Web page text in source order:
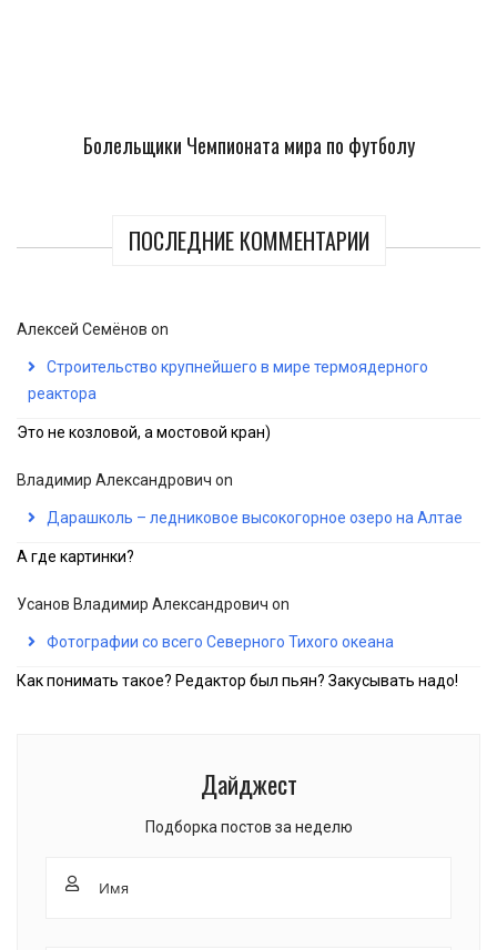
Болельщики Чемпионата мира по футболу
ПОСЛЕДНИЕ КОММЕНТАРИИ
Алексей Семёнов on
Строительство крупнейшего в мире термоядерного
реактора
Это не козловой, а мостовой кран)
Владимир Александрович on
Дарашколь – ледниковое высокогорное озеро на Алтае
А где картинки?
Усанов Владимир Александрович on
Фотографии со всего Северного Тихого океана
Как понимать такое? Редактор был пьян? Закусывать надо!
Дайджест
Подборка постов за неделю